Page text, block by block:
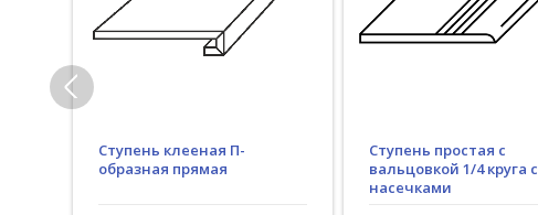
Ступень клееная П-
образная прямая
Ступень простая с
вальцовкой 1/4 круга с
насечками